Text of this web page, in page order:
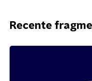
Recente